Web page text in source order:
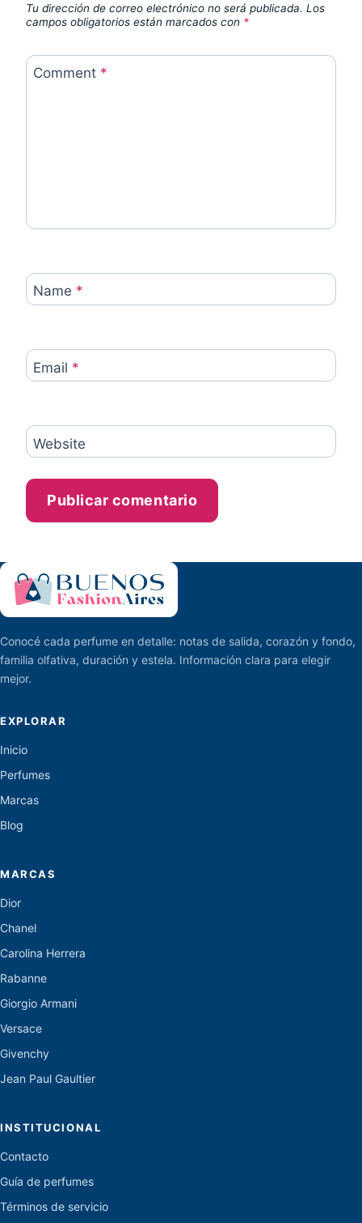
Tu dirección de correo electrónico no será publicada. Los
campos obligatorios están marcados con *
Comment *
Name *
Email *
Website
Conocé cada perfume en detalle: notas de salida, corazón y fondo,
familia olfativa, duración y estela. Información clara para elegir
mejor.
EXPLORAR
Inicio
Perfumes
Marcas
Blog
MARCAS
Dior
Chanel
Carolina Herrera
Rabanne
Giorgio Armani
Versace
Givenchy
Jean Paul Gaultier
INSTITUCIONAL
Contacto
Guía de perfumes
Términos de servicio